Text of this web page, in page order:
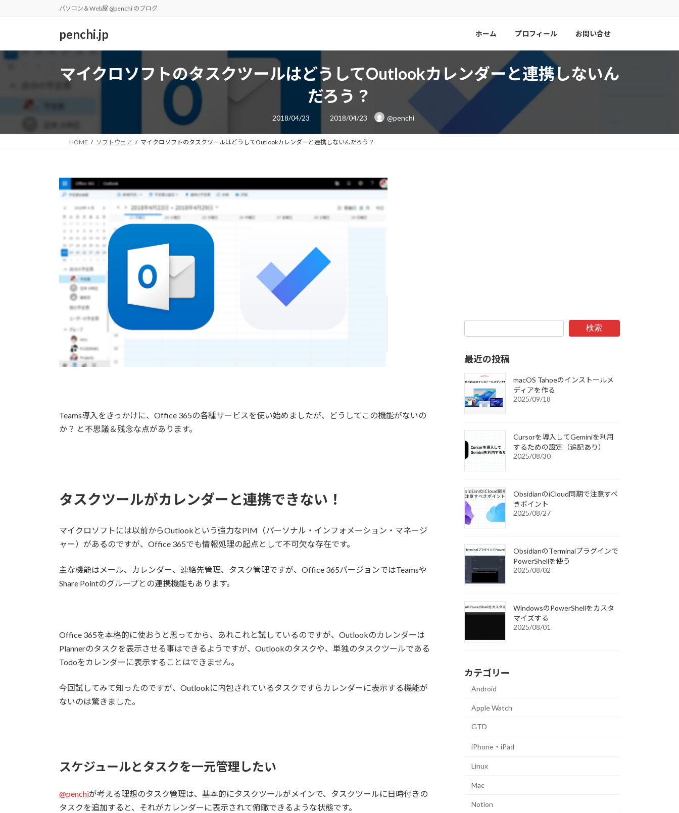
パソコン＆Web屋 @penchi のブログ
penchi.jp ホーム プロフィール お問い合せ
マイクロソフトのタスクツールはどうしてOutlookカレンダーと連携しないん
だろう？
2018/04/23
最
終
新
日
2018/04/23 @penchi
HOME ソフトウェア マイクロソフトのタスクツールはどうしてOutlookカレンダーと連携しないんだろう？
Teams導入をきっかけに、Office 365の各種サービスを使い始めましたが、どうしてこの機能がないの
か？ と不思議＆残念な点があります。
タスクツールがカレンダーと連携できない！
マイクロソフトには以前からOutlookという強力なPIM（パーソナル・インフォメーション・マネージ
ャー）があるのですが、Office 365でも情報処理の起点として不可欠な存在です。
主な機能はメール、カレンダー、連絡先管理、タスク管理ですが、Office 365バージョンではTeamsや
Share Pointのグループとの連携機能もあります。
Office 365を本格的に使おうと思ってから、あれこれと試しているのですが、Outlookのカレンダーは
Plannerのタスクを表示させる事はできるようですが、Outlookのタスクや、単独のタスクツールである
Todoをカレンダーに表示することはできません。
今回試してみて知ったのですが、Outlookに内包されているタスクですらカレンダーに表示する機能が
ないのは驚きました。
スケジュールとタスクを一元管理したい
@penchiが考える理想のタスク管理は、基本的にタスクツールがメインで、タスクツールに日時付きの
タスクを追加すると、それがカレンダーに表示されて俯瞰できるような状態です。
検索
最近の投稿
macOS Tahoeのインストールメ
ディアを作る
2025/09/18
Cursorを導入してGeminiを利用
するための設定（追記あり）
2025/08/30
ObsidianのiCloud同期で注意すべ
きポイント
2025/08/27
ObsidianのTerminalプラグインで
PowerShellを使う
2025/08/02
WindowsのPowerShellをカスタ
マイズする
2025/08/01
カテゴリー
Android
Apple Watch
GTD
iPhone・iPad
Linux
Mac
Notion